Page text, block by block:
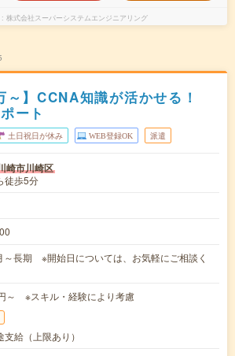
株式会社スーパーシステムエンジニアリング
～】CCNA知識が活かせる！
ート
土日祝日が休み WEB登録OK 派遣
崎市川崎区
徒歩5分
～長期 ※開始日については、お気軽にご相談く
～ ※スキル・経験により考慮
給（上限あり）